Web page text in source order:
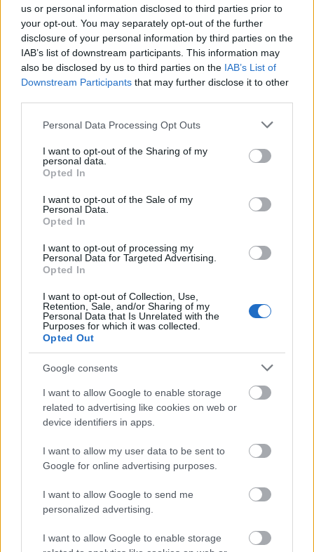
us or personal information disclosed to third parties prior to
your opt-out. You may separately opt-out of the further
disclosure of your personal information by third parties on the
IAB’s list of downstream participants. This information may
also be disclosed by us to third parties on the IAB’s List of
Downstream Participants that may further disclose it to other
Please note that this website/app uses one or more Google
not limited to your visit or usage behaviour. You may click to
grant or deny consent to Google and its third-party tags to
use your data for below specified purposes in below Google
consent section.
Personal Data Processing Opt Outs
I want to opt-out of the Sharing of my
personal data.
Opted In
I want to opt-out of the Sale of my
Personal Data.
Opted In
I want to opt-out of processing my
Personal Data for Targeted Advertising.
Opted In
I want to opt-out of Collection, Use,
Retention, Sale, and/or Sharing of my
Personal Data that Is Unrelated with the
Purposes for which it was collected.
Opted Out
Google consents
I want to allow Google to enable storage
related to advertising like cookies on web or
device identifiers in apps.
I want to allow my user data to be sent to
Google for online advertising purposes.
I want to allow Google to send me
personalized advertising.
I want to allow Google to enable storage